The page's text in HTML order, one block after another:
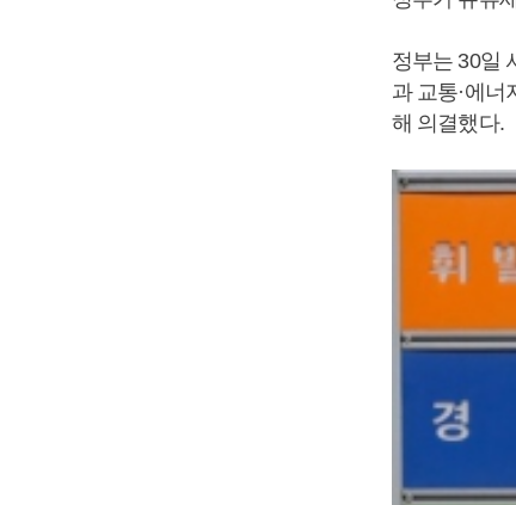
정부는 30일
과 교통·에너
해 의결했다.